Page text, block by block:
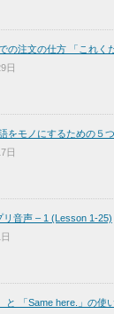
の注文の仕方 「これく
日
をモノにするための５
日
リ音声 – 1 (Lesson 1-25)
と 「Same here.」の使